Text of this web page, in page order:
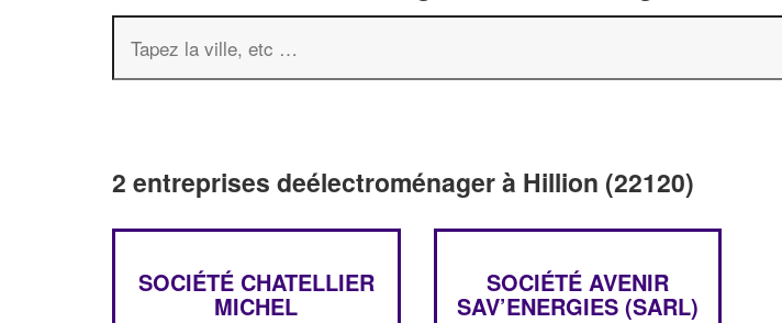
2 entreprises deélectroménager à Hillion (22120)
SOCIÉTÉ CHATELLIER
MICHEL
SOCIÉTÉ AVENIR
SAV’ENERGIES (SARL)